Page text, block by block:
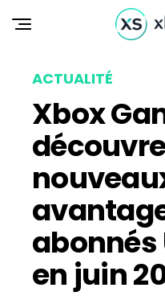
ACTUALITÉ
Xbox
en juin